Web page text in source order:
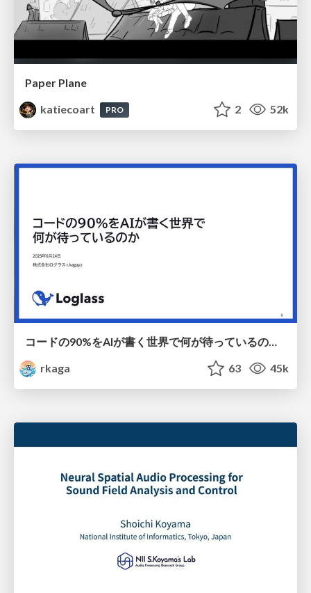
Paper Plane
katiecoart
PRO 2 52k
コードの90%をAIが書く世界で何が待っているのか / What awaits us in a world where 90% of the code is written by AI
rkaga
63 45k